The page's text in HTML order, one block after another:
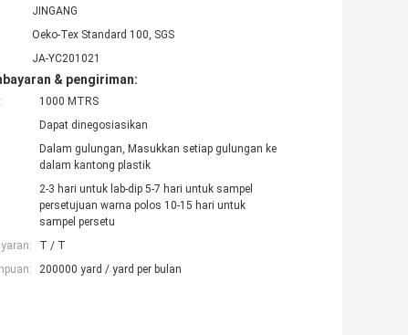
JINGANG
Oeko-Tex Standard 100, SGS
JA-YC201021
& pengiriman:
1000 MTRS
Dapat dinegosiasikan
Dalam gulungan, Masukkan setiap gulungan ke
dalam kantong plastik
2-3 hari untuk lab-dip 5-7 hari untuk sampel
persetujuan warna polos 10-15 hari untuk
sampel persetu
T / T
200000 yard / yard per bulan